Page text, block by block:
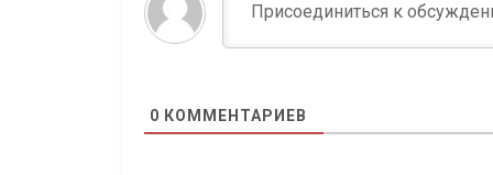
0 КОММЕНТАРИЕВ